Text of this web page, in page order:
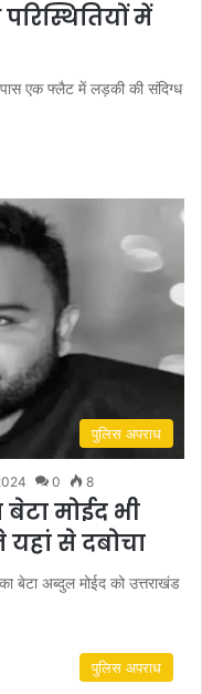
में
एक फ्लैट में लड़की की संदिग्ध
पुलिस अपराध
0 8
मोईद भी
यहां से दबोचा
का बेटा अब्दुल मोईद को उत्तराखंड
पुलिस अपराध